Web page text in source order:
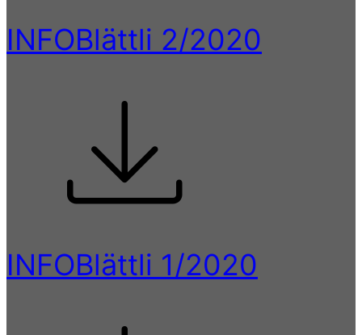
INFOBlättli 2/2020
INFOBlättli 1/2020